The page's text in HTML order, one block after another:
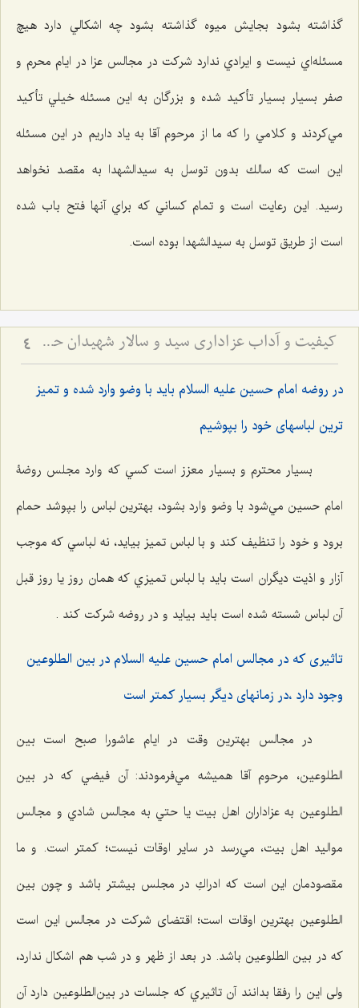
گذاشته بشود بجايش ميوه گذاشته بشود چه اشكالي دارد هيچ
مسئله‌اي نيست و ايرادي ندارد شركت در مجالس عزا در ايام محرم و
صفر بسيار بسيار تأكيد شده و بزرگان به اين مسئله خيلي تأكيد
مي‌كردند و كلامي را كه ما از مرحوم آقا به ياد داريم در اين مسئله
اين است كه سالك بدون توسل به سيدالشهدا به مقصد نخواهد
رسيد. اين رعايت است و تمام كساني كه براي آنها فتح باب شده
است از طريق توسل به سيدالشهدا بوده است.
کیفیت و آداب عزاداری سید و سالار شهیدان حضرت أباعبداللَه الحسین علیه السلام 4
در روضه امام حسين عليه السلام بايد با وضو وارد شده و تميز
ترين لباسهاى خود را بپوشيم
بسيار محترم و بسيار معزز است كسي كه وارد مجلس روضۀ
امام حسين مي‌شود با وضو وارد بشود، بهترين لباس را بپوشد حمام
برود و خود را تنظيف كند و با لباس تميز بیاید، نه لباسي كه موجب
آزار و اذيت ديگران است بايد با لباس تميزي كه همان روز يا روز قبل
آن لباس شسته شده است بايد بيايد و در روضه شركت كند .
تاثيرى كه در مجالس امام حسين عليه السلام در بين الطلوعين
وجود دارد ،در زمانهاى ديگر بسیار کمتر است
در مجالس بهترين وقت در ايام عاشورا صبح است بين
الطلوعین، مرحوم آقا هميشه مي‌فرمودند: آن فيضي كه در بين
الطلوعین به عزاداران اهل بيت يا حتي به مجالس شادي و مجالس
مواليد اهل بيت، مي‌رسد در ساير اوقات نيست؛ كمتر است. و ما
مقصودمان این است که ادراكِ در مجلس بيشتر باشد و چون بين
الطلوعین بهترين اوقات است؛ اقتضای شرکت در مجالس این است
که در بين الطلوعین باشد. در بعد از ظهر و در شب هم اشكال ندارد،
ولی اين را رفقا بدانند آن تاثيري كه جلسات در بين‌الطلوعين دارد آن